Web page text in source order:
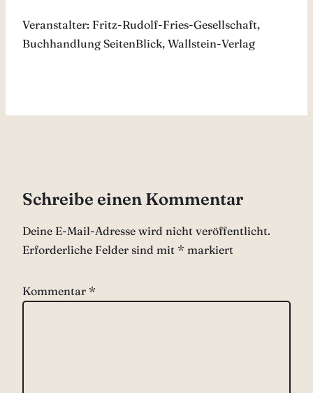
Veranstalter: Fritz-Rudolf-Fries-Gesellschaft,
Buchhandlung SeitenBlick, Wallstein-Verlag
Schreibe einen Kommentar
Deine E-Mail-Adresse wird nicht veröffentlicht.
Erforderliche Felder sind mit * markiert
Kommentar *